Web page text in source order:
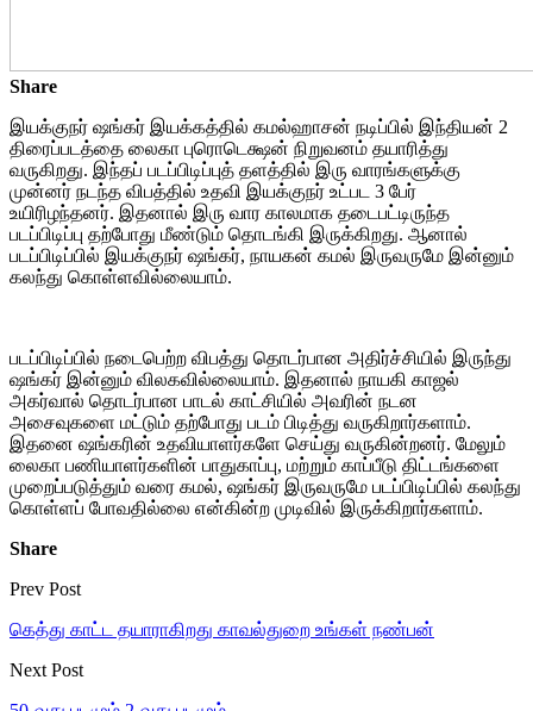
Share
இயக்குநர் ஷங்கர் இயக்கத்தில் கமல்ஹாசன் நடிப்பில் இந்தியன் 2
திரைப்படத்தை லைகா புரொடெக்ஷன் நிறுவனம் தயாரித்து
வருகிறது. இந்தப் படப்பிடிப்புத் தளத்தில் இரு வாரங்களுக்கு
முன்னர் நடந்த விபத்தில் உதவி இயக்குநர் உட்பட 3 பேர்
உயிரிழந்தனர். இதனால் இரு வார காலமாக தடைபட்டிருந்த
படப்பிடிப்பு தற்போது மீண்டும் தொடங்கி இருக்கிறது. ஆனால்
படப்பிடிப்பில் இயக்குநர் ஷங்கர், நாயகன் கமல் இருவருமே இன்னும்
கலந்து கொள்ளவில்லையாம்.
படப்பிடிப்பில் நடைபெற்ற விபத்து தொடர்பான அதிர்ச்சியில் இருந்து
ஷங்கர் இன்னும் விலகவில்லையாம். இதனால் நாயகி காஜல்
அகர்வால் தொடர்பான பாடல் காட்சியில் அவரின் நடன
அசைவுகளை மட்டும் தற்போது படம் பிடித்து வருகிறார்களாம்.
இதனை ஷங்கரின் உதவியாளர்களே செய்து வருகின்றனர். மேலும்
லைகா பணியாளர்களின் பாதுகாப்பு, மற்றும் காப்பீடு திட்டங்களை
முறைப்படுத்தும் வரை கமல், ஷங்கர் இருவருமே படப்பிடிப்பில் கலந்து
கொள்ளப் போவதில்லை என்கின்ற முடிவில் இருக்கிறார்களாம்.
Share
Prev Post
கெத்து காட்ட தயாராகிறது காவல்துறை உங்கள் நண்பன்
Next Post